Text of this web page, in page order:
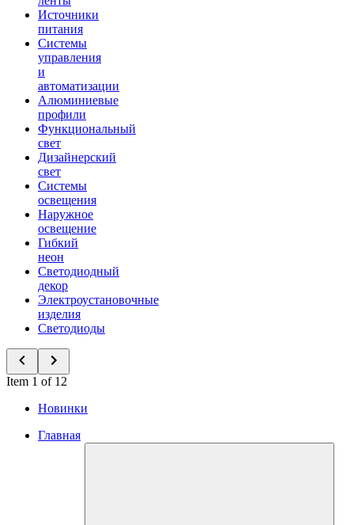
Источники
питания
Системы
управления
и
автоматизации
Алюминиевые
профили
Функциональный
свет
Дизайнерский
свет
Системы
освещения
Наружное
освещение
Гибкий
неон
Светодиодный
декор
Электроустановочные
изделия
Светодиоды
Item 1 of 12
Новинки
Главная